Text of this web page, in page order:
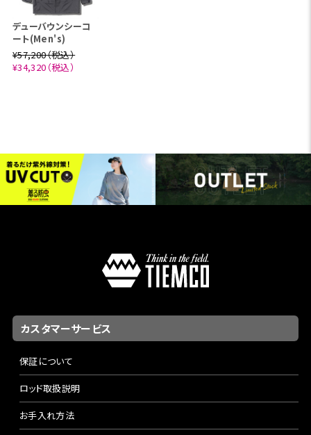
デューバウンシーコ
ート(Men's)
¥57,200（税込）
¥34,320（税込）
カスタマーサービス
保証について
ロッド取扱説明
お手入れ方法